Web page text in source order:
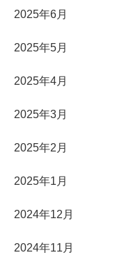
2025年6月
2025年5月
2025年4月
2025年3月
2025年2月
2025年1月
2024年12月
2024年11月